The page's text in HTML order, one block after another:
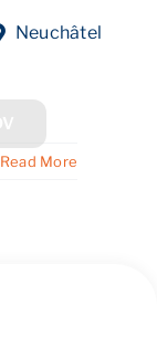
Neuchâtel
Read More